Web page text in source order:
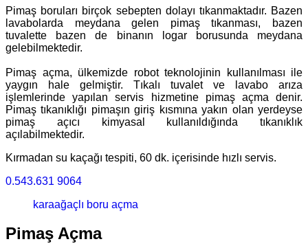
Pimaş boruları birçok sebepten dolayı tıkanmaktadır. Bazen
lavabolarda meydana gelen pimaş tıkanması, bazen
tuvalette bazen de binanın logar borusunda meydana
gelebilmektedir.
Pimaş açma, ülkemizde robot teknolojinin kullanılması ile
yaygın hale gelmiştir. Tıkalı tuvalet ve lavabo arıza
işlemlerinde yapılan servis hizmetine pimaş açma denir.
Pimaş tıkanıklığı pimaşın giriş kısmına yakın olan yerdeyse
pimaş açıcı kimyasal kullanıldığında tıkanıklık
açılabilmektedir.
Kırmadan su kaçağı tespiti, 60 dk. içerisinde hızlı servis.
0.543.631 9064
karaağaçlı boru açma
Pimaş Açma